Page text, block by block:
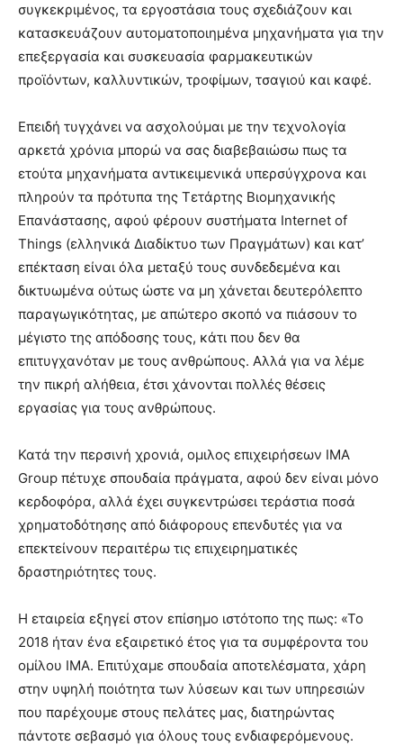
συγκεκριμένος, τα εργοστάσια τους σχεδιάζουν και
κατασκευάζουν αυτοματοποιημένα μηχανήματα για την
επεξεργασία και συσκευασία φαρμακευτικών
προϊόντων, καλλυντικών, τροφίμων, τσαγιού και καφέ.
Επειδή τυγχάνει να ασχολούμαι με την τεχνολογία
αρκετά χρόνια μπορώ να σας διαβεβαιώσω πως τα
ετούτα μηχανήματα αντικειμενικά υπερσύγχρονα και
πληρούν τα πρότυπα της Τετάρτης Βιομηχανικής
Επανάστασης, αφού φέρουν συστήματα Internet of
Things (ελληνικά Διαδίκτυο των Πραγμάτων) και κατ’
επέκταση είναι όλα μεταξύ τους συνδεδεμένα και
δικτυωμένα ούτως ώστε να μη χάνεται δευτερόλεπτο
παραγωγικότητας, με απώτερο σκοπό να πιάσουν το
μέγιστο της απόδοσης τους, κάτι που δεν θα
επιτυγχανόταν με τους ανθρώπους. Αλλά για να λέμε
την πικρή αλήθεια, έτσι χάνονται πολλές θέσεις
εργασίας για τους ανθρώπους.
Κατά την περσινή χρονιά, ομιλος επιχειρήσεων IMA
Group πέτυχε σπουδαία πράγματα, αφού δεν είναι μόνο
κερδοφόρα, αλλά έχει συγκεντρώσει τεράστια ποσά
χρηματοδότησης από διάφορους επενδυτές για να
επεκτείνουν περαιτέρω τις επιχειρηματικές
δραστηριότητες τους.
Η εταιρεία εξηγεί στον επίσημο ιστότοπο της πως: «Το
2018 ήταν ένα εξαιρετικό έτος για τα συμφέροντα του
ομίλου IMA. Επιτύχαμε σπουδαία αποτελέσματα, χάρη
στην υψηλή ποιότητα των λύσεων και των υπηρεσιών
που παρέχουμε στους πελάτες μας, διατηρώντας
πάντοτε σεβασμό για όλους τους ενδιαφερόμενους.